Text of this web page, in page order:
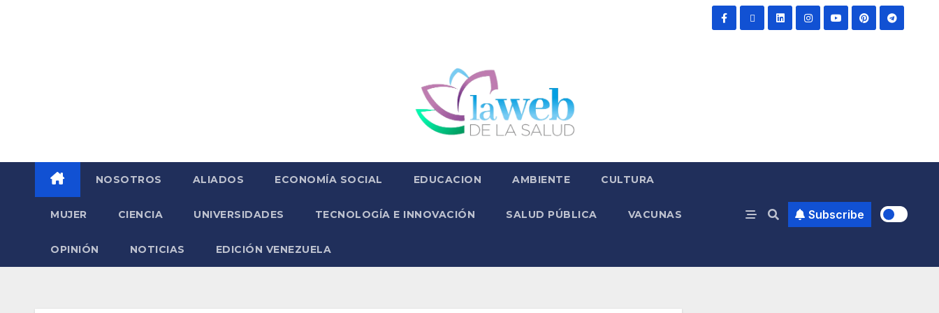
NOSOTROS ALIADOS ECONOMÍA SOCIAL EDUCACION AMBIENTE CULTURA
MUJER CIENCIA UNIVERSIDADES TECNOLOGÍA E INNOVACIÓN SALUD PÚBLICA VACUNAS
OPINIÓN NOTICIAS EDICIÓN VENEZUELA
Subscribe